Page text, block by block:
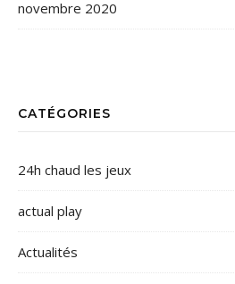
novembre 2020
CATÉGORIES
24h chaud les jeux
actual play
Actualités